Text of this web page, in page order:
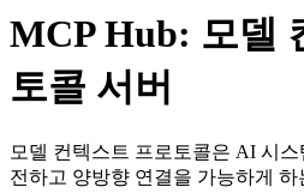
MCP Hub: 모델
토콜 서버
모델 컨텍스트 프로토콜은 AI 시
전하고 양방향 연결을 가능하게